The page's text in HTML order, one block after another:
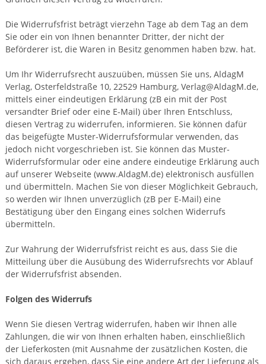
Die Widerrufsfrist beträgt vierzehn Tage ab dem Tag an dem
Sie oder ein von Ihnen benannter Dritter, der nicht der
Beförderer ist, die Waren in Besitz genommen haben bzw. hat.
Um Ihr Widerrufsrecht auszuüben, müssen Sie uns, AldagM
Verlag, Osterfeldstraße 10, 22529 Hamburg, Verlag@AldagM.de,
mittels einer eindeutigen Erklärung (zB ein mit der Post
versandter Brief oder eine E-Mail) über Ihren Entschluss,
diesen Vertrag zu widerrufen, informieren. Sie können dafür
das beigefügte Muster-Widerrufsformular verwenden, das
jedoch nicht vorgeschrieben ist. Sie können das Muster-
Widerrufsformular oder eine andere eindeutige Erklärung auch
auf unserer Webseite (www.AldagM.de) elektronisch ausfüllen
und übermitteln. Machen Sie von dieser Möglichkeit Gebrauch,
so werden wir Ihnen unverzüglich (zB per E-Mail) eine
Bestätigung über den Eingang eines solchen Widerrufs
übermitteln.
Zur Wahrung der Widerrufsfrist reicht es aus, dass Sie die
Mitteilung über die Ausübung des Widerrufsrechts vor Ablauf
der Widerrufsfrist absenden.
Folgen des Widerrufs
Wenn Sie diesen Vertrag widerrufen, haben wir Ihnen alle
Zahlungen, die wir von Ihnen erhalten haben, einschließlich
der Lieferkosten (mit Ausnahme der zusätzlichen Kosten, die
sich daraus ergeben, dass Sie eine andere Art der Lieferung als